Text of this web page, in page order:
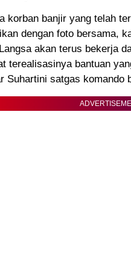
korban banjir yang telah
dengan foto bersama,
akan terus bekerja
terealisasinya bantuan
Suhartini satgas komando